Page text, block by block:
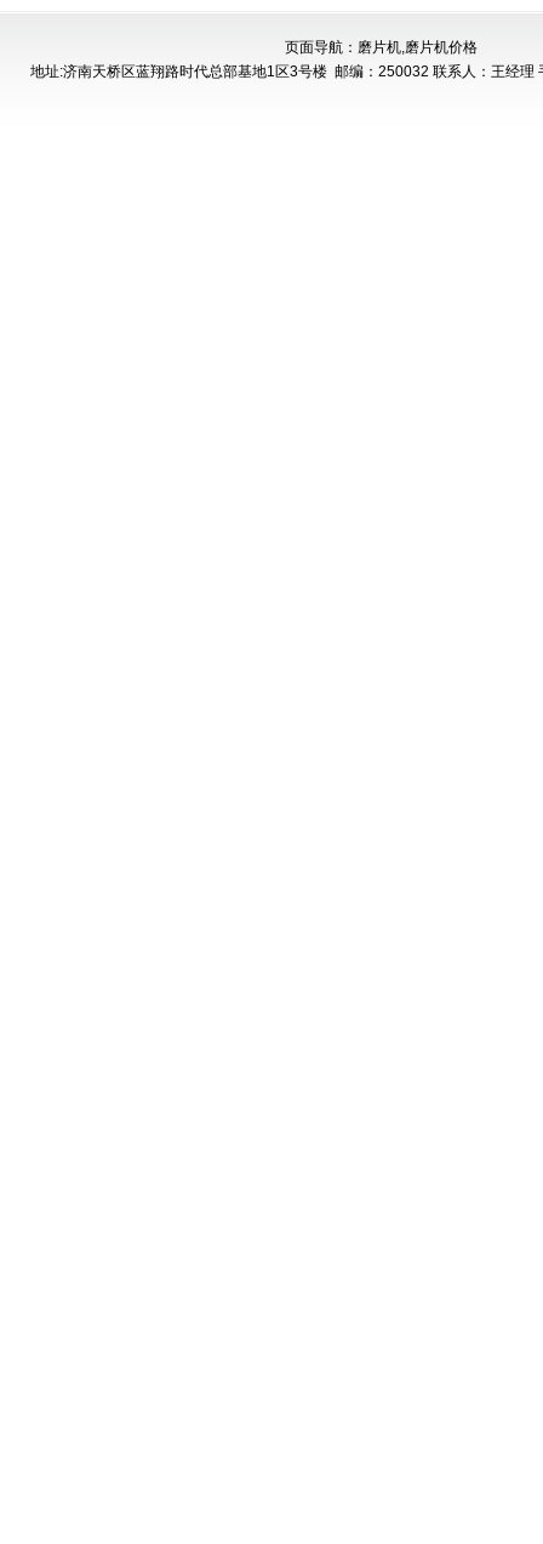
页面导航：磨片机,磨片机价格
地址:济南天桥区蓝翔路时代总部基地1区3号楼 邮编：250032 联系人：王经